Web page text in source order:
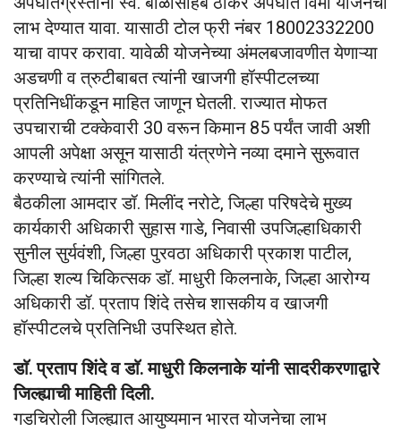
लाभ देण्यात यावा. यासाठी टोल फ्री नंबर 18002332200
याचा वापर करावा. यावेळी योजनेच्या अंमलबजावणीत येणाऱ्या
अडचणी व त्रुटीबाबत त्यांनी खाजगी हॉस्पीटलच्या
प्रतिनिधींकडून माहित जाणून घेतली. राज्यात मोफत
उपचाराची टक्केवारी 30 वरून किमान 85 पर्यंत जावी अशी
आपली अपेक्षा असून यासाठी यंत्रणेने नव्या दमाने सुरूवात
करण्याचे त्यांनी सांगितले.
बैठकीला आमदार डॉ. मिलींद नरोटे, जिल्हा परिषदेचे मुख्य
कार्यकारी अधिकारी सुहास गाडे, निवासी उपजिल्हाधिकारी
सुनील सुर्यवंशी, जिल्हा पुरवठा अधिकारी प्रकाश पाटील,
जिल्हा शल्य चिकित्सक डॉ. माधुरी किलनाके, जिल्हा आरोग्य
अधिकारी डॉ. प्रताप शिंदे तसेच शासकीय व खाजगी
हॉस्पीटलचे प्रतिनिधी उपस्थित होते.
डाॅ. प्रताप शिंदे व डाॅ. माधुरी किलनाके यांनी सादरीकरणाद्वारे
जिल्ह्याची माहिती दिली.
गडचिरोली जिल्ह्यात आयुष्यमान भारत योजनेचा लाभ